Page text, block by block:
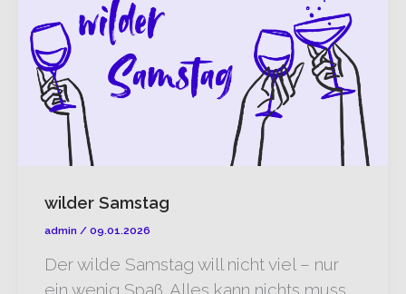
wilder Samstag
admin / 09.01.2026
Der wilde Samstag will nicht viel – nur
ein wenig Spaß. Alles kann nichts muss.